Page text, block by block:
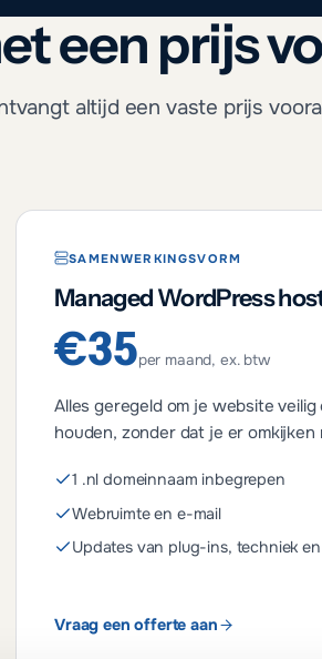
een prijs
altijd een vaste prijs
SAMENWERKINGSVORM
Managed WordPress
€35per maand, ex. btw
Alles geregeld om je website veilig
houden, zonder dat je er omkijken
1 .nl domeinnaam inbegrepen
Webruimte en e-mail
Updates van plug-ins, techniek
Vraag een offerte aan